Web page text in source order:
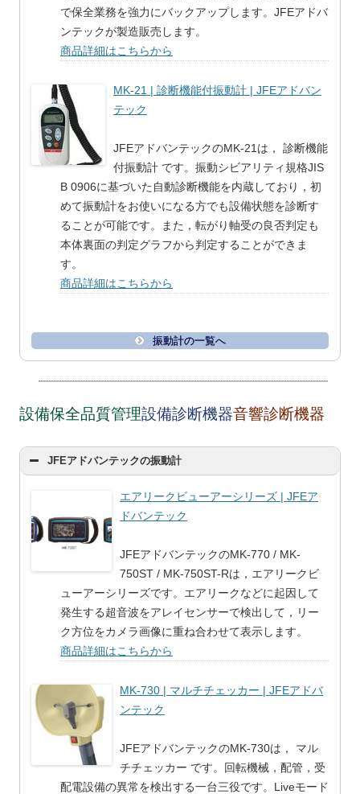
で保全業務を強力にバックアップします。JFEアドバ
ンテックが製造販売します。
商品詳細はこちらから
MK-21 | 診断機能付振動計 | JFEアドバン
テック
JFEアドバンテックのMK-21は， 診断機能
付振動計 です。振動シビアリティ規格JIS
B 0906に基づいた自動診断機能を内蔵しており，初
めて振動計をお使いになる方でも設備状態を診断す
ることが可能です。また，転がり軸受の良否判定も
本体裏面の判定グラフから判定することができま
す。
商品詳細はこちらから
振動計の一覧へ
設備保全品質管理設備診断機器音響診断機器
JFEアドバンテックの振動計
エアリークビューアーシリーズ | JFEア
ドバンテック
JFEアドバンテックのMK-770 / MK-
750ST / MK-750ST-Rは，エアリークビ
ューアーシリーズです。エアリークなどに起因して
発生する超音波をアレイセンサーで検出して，リー
ク方位をカメラ画像に重ね合わせて表示します。
商品詳細はこちらから
MK-730 | マルチチェッカー | JFEアドバ
ンテック
JFEアドバンテックのMK-730は， マル
チチェッカー です。回転機械，配管，受
配電設備の異常を検出する一台三役です。Liveモード